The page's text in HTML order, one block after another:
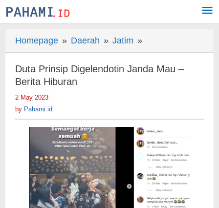
Skip
to
Homepage » Daerah » Jatim »
Prinsip
Digelendotin
Berita
Hiburan
Duta Prinsip Digelendotin Janda Mau –
Berita Hiburan
2 May 2023
by Pahami.id